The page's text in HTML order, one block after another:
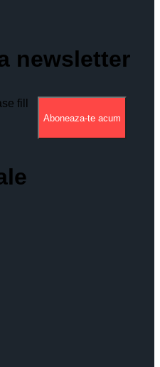
newsletter
fill
Aboneaza-te acum